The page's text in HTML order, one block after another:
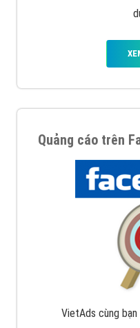
Quảng cáo trên
VietAds cùng